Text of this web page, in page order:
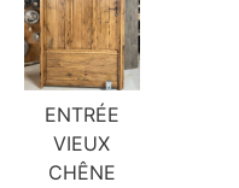
ENTRÉE
VIEUX
CHÊNE